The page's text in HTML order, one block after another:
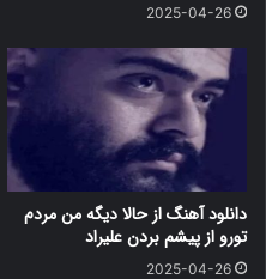
2025-04-26
دانلود آهنگ از حالا دیگه من مردم
تورو از پیشم بردن علیراد
2025-04-26